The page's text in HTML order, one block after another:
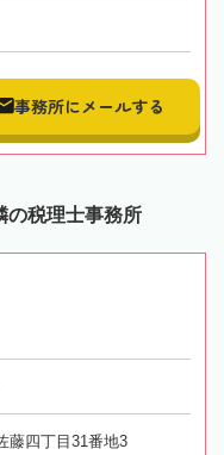
事務所にメールする
の税理士事務所
藤四丁目31番地3